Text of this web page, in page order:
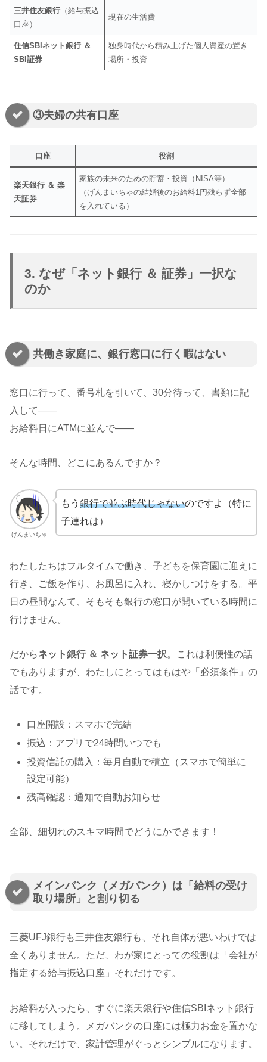
三井住友銀行 （給与振込
口座）
現在の生活費
住信SBIネット銀行 ＆
SBI証券
独身時代から積み上げた個人資産の置き
場所・投資
③夫婦の共有口座
口座 役割
楽天銀行 ＆ 楽
天証券
家族の未来のための貯蓄・投資（NISA等）
（げんまいちゃの結婚後のお給料1円残らず全部
を入れている）
3. なぜ「ネット銀行 ＆ 証券」一択な
のか
共働き家庭に、銀行窓口に行く暇はない
窓口に行って、番号札を引いて、30分待って、書類に記
入して——
お給料日にATMに並んで——
そんな時間、どこにあるんですか？
げんまいちゃ
もう 銀行で並ぶ時代じゃないのですよ（特に
子連れは）
わたしたちはフルタイムで働き、子どもを保育園に迎えに
行き、ご飯を作り、お風呂に入れ、寝かしつけをする。平
日の昼間なんて、そもそも銀行の窓口が開いている時間に
行けません。
だからネット銀行 ＆ ネット証券一択。これは利便性の話
でもありますが、わたしにとってはもはや「必須条件」の
話です。
口座開設：スマホで完結
振込：アプリで24時間いつでも
投資信託の購入：毎月自動で積立（スマホで簡単に
設定可能）
残高確認：通知で自動お知らせ
全部、細切れのスキマ時間でどうにかできます！
メインバンク（メガバンク）は「給料の受け
取り場所」と割り切る
三菱UFJ銀行も三井住友銀行も、それ自体が悪いわけでは
全くありません。ただ、わが家にとっての役割は「会社が
指定する給与振込口座」それだけです。
お給料が入ったら、すぐに楽天銀行や住信SBIネット銀行
に移してしまう。メガバンクの口座には極力お金を置かな
い。それだけで、家計管理がぐっとシンプルになります。